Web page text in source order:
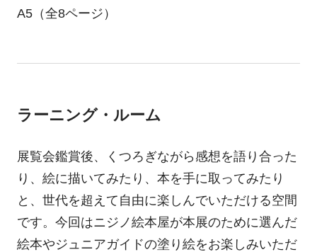
A5（全8ページ）
ラーニング・ルーム
展覧会鑑賞後、くつろぎながら感想を語り合った
り、絵に描いてみたり、本を手に取ってみたり
と、世代を超えて自由に楽しんでいただける空間
です。今回はニジノ絵本屋が本展のために選んだ
絵本やジュニアガイドの塗り絵をお楽しみいただ